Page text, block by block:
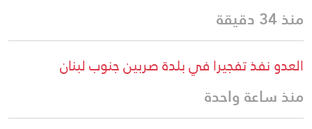
منذ 34 دقيقة
العدو نفذ تفجيرا في بلدة صربين جنوب لبنان
منذ ساعة واحدة